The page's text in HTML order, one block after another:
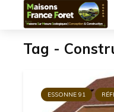
Tag -
ESSONNE 91